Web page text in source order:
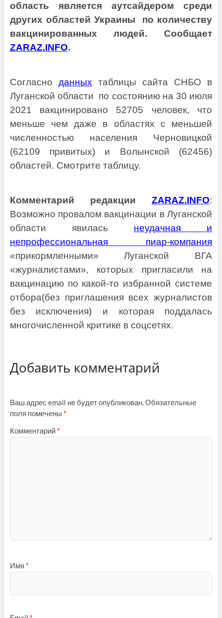
область является аутсайдером среди
других областей Украины по количеству
вакцинированных людей. Сообщает
ZARAZ.INFO.
Согласно данных таблицы сайта СНБО в
Луганской области по состоянию на 30 июля
2021 вакцинировано 52705 человек, что
меньше чем даже в областях с меньшей
численностью населения Черновицкой
(62109 привитых) и Волынской (62456)
областей. Смотрите таблицу.
Комментарий редакцииZARAZ.INFO:
Возможно провалом вакцинации в Луганской
области явилась неудачная и
непрофессиональная пиар-компания
«прикормленными» Луганской ВГА
«журналистами», которых пригласили на
вакцинацию по какой-то избранной системе
отбора(без приглашения всех журналистов
без исключения) и которая поддалась
многочисленной критике в соцсетях.
Добавить комментарий
Ваш адрес email не будет опубликован.Обязательные
поля помечены *
Комментарий *
Имя *